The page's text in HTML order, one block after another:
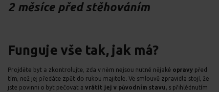
2 měsíce před stěhováním
Funguje vše tak, jak má?
Projděte byt a zkontrolujte, zda v něm nejsou nutné nějaké opravy před
tím, než jej předáte zpět do rukou majitele. Ve smlouvě zpravidla stojí, že
jste povinni o byt pečovat a vrátit jej v původním stavu , s přihlédnutím